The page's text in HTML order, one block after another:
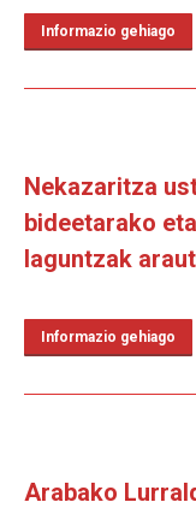
Informazio gehiago
Nekazaritza
bideetarako
laguntzak
Informazio gehiago
Arabako